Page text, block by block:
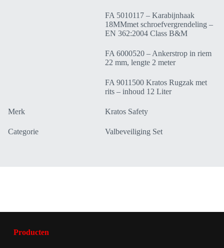
FA 5010117 – Karabijnhaak
18MMmet schroefvergrendeling –
EN 362:2004 Class B&M
FA 6000520 – Ankerstrop in riem
22 mm, lengte 2 meter
FA 9011500 Kratos Rugzak met
rits – inhoud 12 Liter
Merk Kratos Safety
Categorie Valbeveiliging Set
Producten